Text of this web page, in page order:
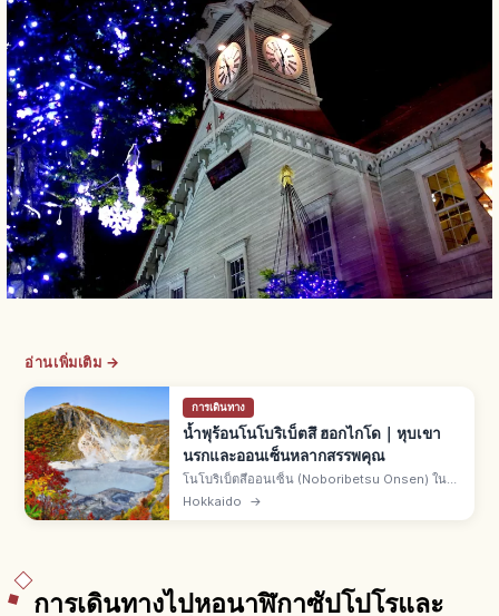
อ่านเพิ่มเติม →
การเดินทาง
น้ำพุร้อนโนโบริเบ็ตสึ ฮอกไกโด｜หุบเขา
นรกและออนเซ็นหลากสรรพคุณ
โนโบริเบ็ตสึออนเซ็น (Noboribetsu Onsen) ใน
เมืองโนโบริเบ็ตสึ ตะวันตกเฉียงใต้ของฮอกไกโด
Hokkaido →
การเดินทางไปหอนาฬิกาซัปโปโรและ